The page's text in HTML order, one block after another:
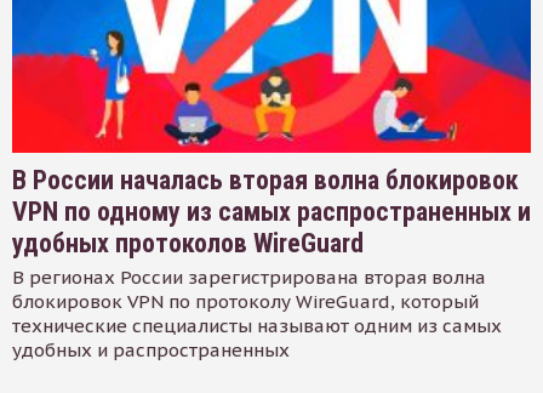
В России началась вторая волна блокировок
VPN по одному из самых распространенных и
удобных протоколов WireGuard
В регионах России зарегистрирована вторая волна
блокировок VPN по протоколу WireGuard, который
технические специалисты называют одним из самых
удобных и распространенных